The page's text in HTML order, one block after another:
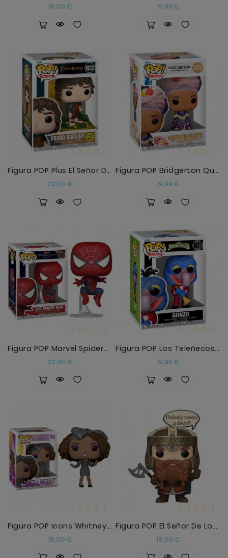
18,00 €Precio 19,99 €Precio
Figura POP Plus El Señor De Los Anillos Frodo Bagg
22,00 €Precio
Figura POP Bridgerton Queen Charlotte
19,99 €Precio
Figura POP Marvel Spiderman No Way Home Spider-Man
22,00 €Precio
Figura POP Los Teleñecos Gonzo
19,99 €Precio
Figura POP Icons Whitney Houston
18,00 €Precio
Figura POP El Señor De Los Anillos Gimli
18,00 €Precio